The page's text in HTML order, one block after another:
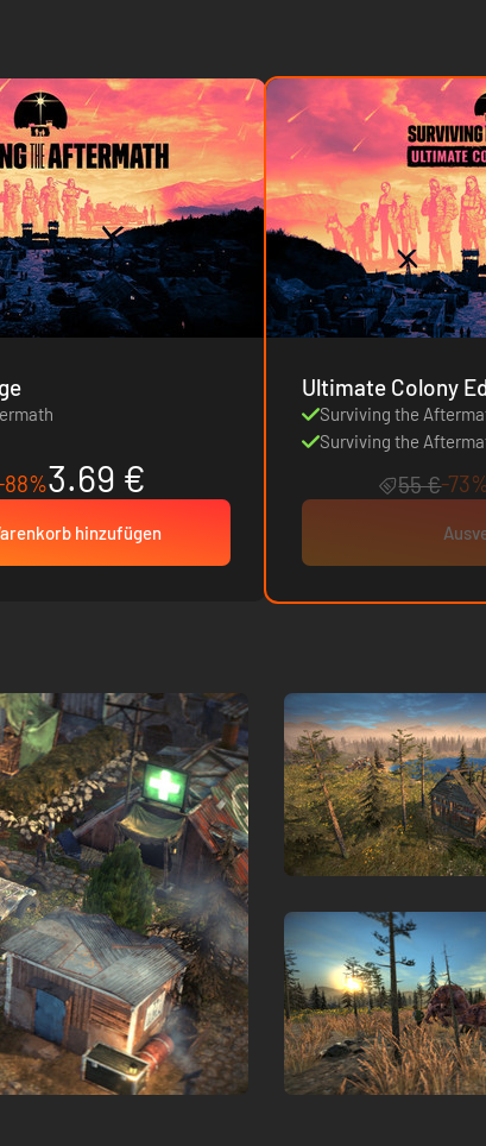
3.69 €
hinzufügen
Ultimate Colony
Surviving the
Surviving the
55 €-73%